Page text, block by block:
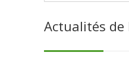
Actualités de